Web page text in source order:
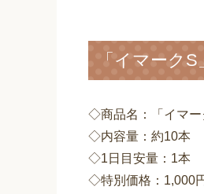
「イマーク
◇商品名：「イマー
◇内容量：約10本
◇1日目安量：1本
◇特別価格：1,000